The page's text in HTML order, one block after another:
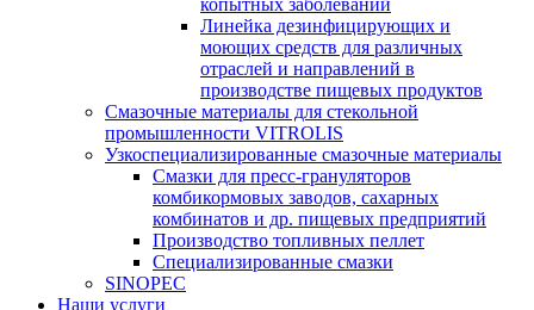
копытных заболеваний
Линейка дезинфицирующих и
моющих средств для различных
отраслей и направлений в
производстве пищевых продуктов
Смазочные материалы для стекольной
промышленности VITROLIS
Узкоспециализированные смазочные материалы
Смазки для пресс-грануляторов
комбикормовых заводов, сахарных
комбинатов и др. пищевых предприятий
Производство топливных пеллет
Специализированные смазки
SINOPEC
Наши услуги